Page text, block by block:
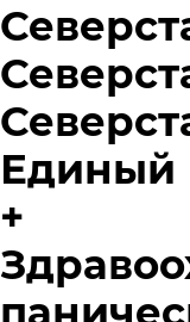
Единый
+